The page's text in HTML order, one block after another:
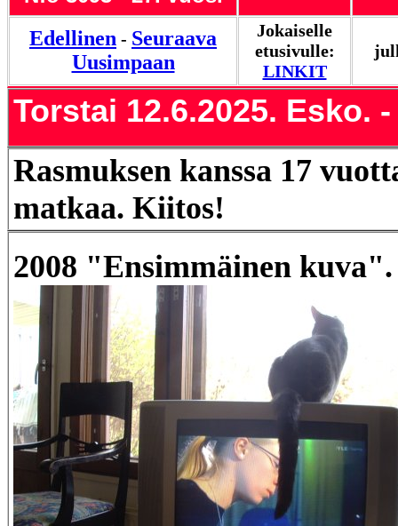
Edellinen - Seuraava
Uusimpaan
Jokaiselle
etusivulle:
LINKIT
Torstai 12.6.2025. Esko.
Rasmuksen kanssa 17
matkaa. Kiitos!
2008 "Ensimmäinen kuva".